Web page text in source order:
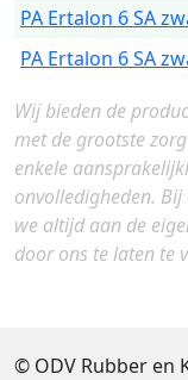
PA Ertalon 6 SA
PA Ertalon 6 SA
Wij bieden de
met de grootste
enkele
onvolledigheden.
we altijd aan de
door ons te laten te
© ODV Rubber en